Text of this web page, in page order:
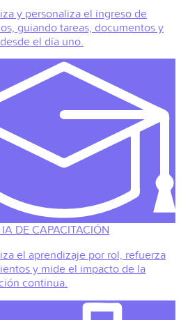
y personaliza el ingreso de
guiando tareas, documentos y
el día uno.
DE CAPACITACIÓN
el aprendizaje por rol, refuerza
y mide el impacto de la
continua.